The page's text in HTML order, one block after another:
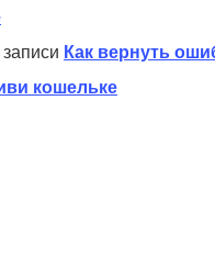
записи Как вернуть
кошельке